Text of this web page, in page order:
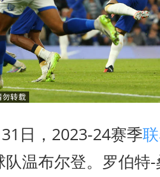
日，2023-24赛季
温布尔登。罗伯特